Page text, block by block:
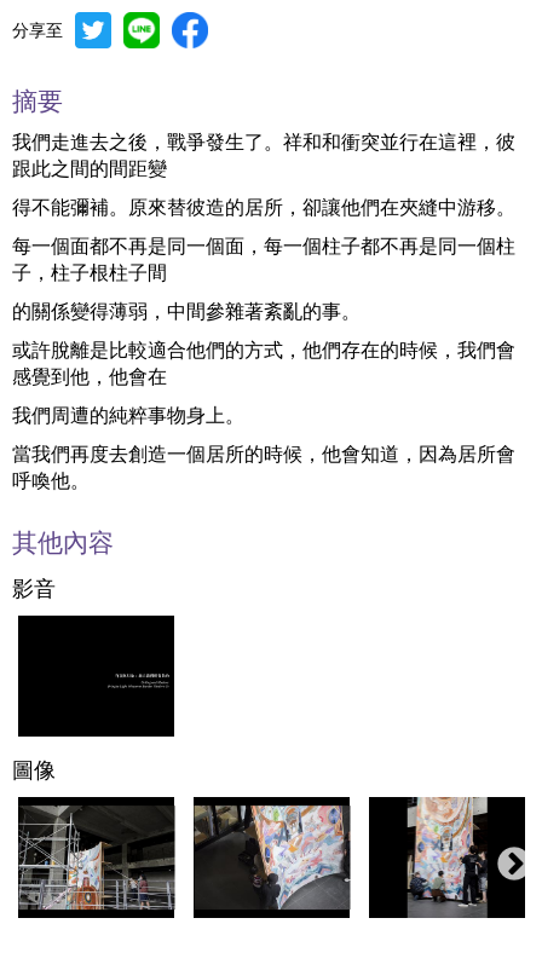
分享至
摘要
我們走進去之後，戰爭發生了。祥和和衝突並行在這裡，彼
跟此之間的間距變
得不能彌補。原來替彼造的居所，卻讓他們在夾縫中游移。
每一個面都不再是同一個面，每一個柱子都不再是同一個柱
子，柱子根柱子間
的關係變得薄弱，中間參雜著紊亂的事。
或許脫離是比較適合他們的方式，他們存在的時候，我們會
感覺到他，他會在
我們周遭的純粹事物身上。
當我們再度去創造一個居所的時候，他會知道，因為居所會
呼喚他。
其他內容
影音
圖像